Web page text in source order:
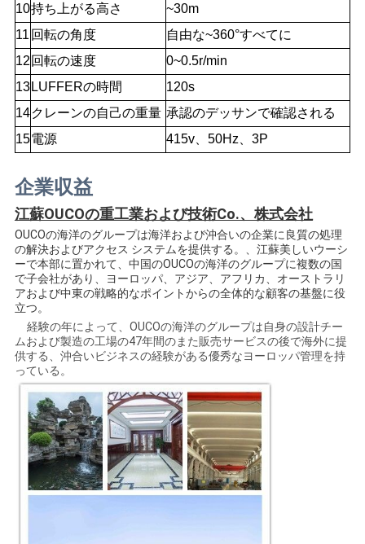
10持ち上がる高さ
~30m
11 回転の角度
自由な~360°すべてに
12 回転の速度
0~0.5r/min
13 LUFFERの時間
120s
14クレーンの自己の重量 承認のデッサンで確認される
15電源 415v、50Hz、3P
企業収益
江蘇OUCOの重工業および技術Co.、株式会社
OUCOの海洋のグループは海洋および沖合いの企業に良質の処理
の解決およびアクセス システムを提供する。、江蘇美しいウーシ
ーで本部に置かれて、中国のOUCOの海洋のグループに複数の国
で子会社があり、ヨーロッパ、アジア、アフリカ、オーストラリ
アおよび中東の戦略的なポイントからの全体的な顧客の基盤に役
立つ。
経験の年によって、OUCOの海洋のグループは自身の設計チー
ムおよび製造の工場の47年間のまた販売サービスの後で海外に提
供する、沖合いビジネスの経験がある優秀なヨーロッパ管理を持
っている。